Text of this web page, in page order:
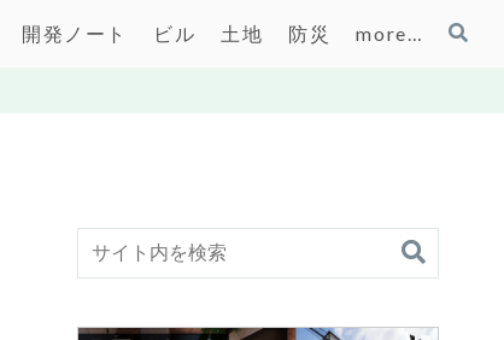
開発ノート ビル 土地 防災 more…